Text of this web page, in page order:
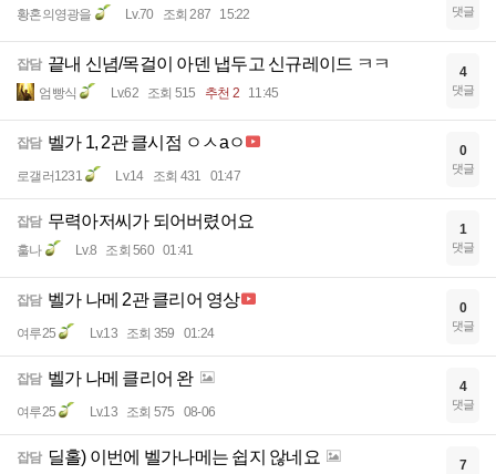
황혼의영광을 Lv.70 조회 287 15:22 댓글
잡담 끝내 신념/목걸이 아덴 냅두고 신규레이드 ㅋㅋ
엄빵식 Lv.62 조회 515 추천 2 11:45
4
댓글
잡담 벨가 1, 2관 클시점 ㅇㅅaㅇ
로갤러1231 Lv.14 조회 431 01:47
0
댓글
잡담 무력아저씨가 되어버렸어요
훌나 Lv.8 조회 560 01:41
1
댓글
잡담 벨가 나메 2관 클리어 영상
여루25 Lv.13 조회 359 01:24
0
댓글
잡담 벨가 나메 클리어 완
여루25 Lv.13 조회 575 08-06
4
댓글
잡담 딜홀) 이번에 벨가나메는 쉽지 않네요 7